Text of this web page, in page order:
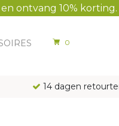
ontvang 10% korting.
0
14 dagen